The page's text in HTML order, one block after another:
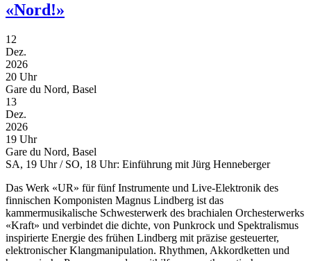
«Nord!»
12
Dez.
2026
20 Uhr
Gare du Nord, Basel
13
Dez.
2026
19 Uhr
Gare du Nord, Basel
SA, 19 Uhr / SO, 18 Uhr: Einführung mit Jürg Henneberger
Das Werk «UR» für fünf Instrumente und Live-Elektronik des
finnischen Komponisten Magnus Lindberg ist das
kammermusikalische Schwesterwerk des brachialen Orchesterwerks
«Kraft» und verbindet die dichte, von Punkrock und Spektralismus
inspirierte Energie des frühen Lindberg mit präzise gesteuerter,
elektronischer Klangmanipulation. Rhythmen, Akkordketten und